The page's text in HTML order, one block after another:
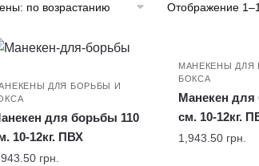
Отображение
ДЛЯ БОРЬБЫ И
для борьбы 110
10-12кг. ПВХ
грн.
МАНЕКЕНЫ ДЛЯ
БОКСА
Манекен для
см. 10-12кг.
1,943.50 грн.